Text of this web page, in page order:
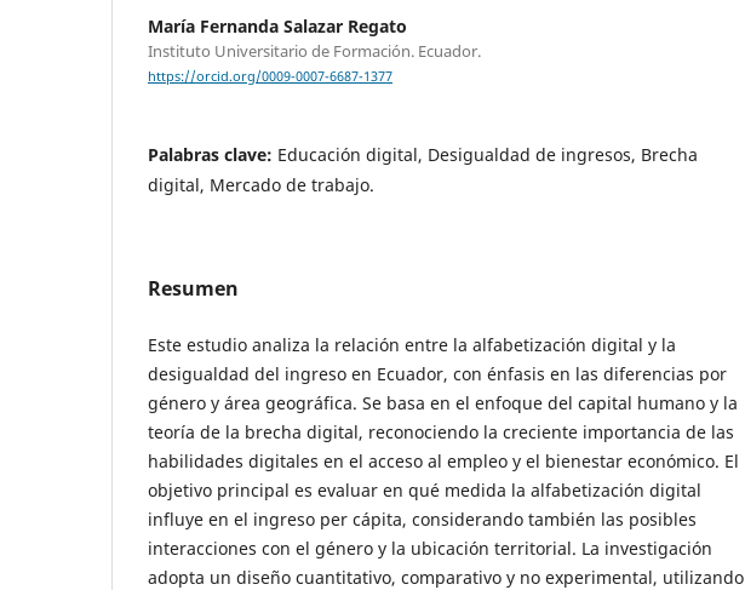
María Fernanda Salazar Regato
Instituto Universitario de Formación. Ecuador.
https://orcid.org/0009-0007-6687-1377
Palabras clave: Educación digital, Desigualdad de ingresos, Brecha
digital, Mercado de trabajo.
Resumen
Este estudio analiza la relación entre la alfabetización digital y la
desigualdad del ingreso en Ecuador, con énfasis en las diferencias por
género y área geográfica. Se basa en el enfoque del capital humano y la
teoría de la brecha digital, reconociendo la creciente importancia de las
habilidades digitales en el acceso al empleo y el bienestar económico. El
objetivo principal es evaluar en qué medida la alfabetización digital
influye en el ingreso per cápita, considerando también las posibles
interacciones con el género y la ubicación territorial. La investigación
adopta un diseño cuantitativo, comparativo y no experimental, utilizando